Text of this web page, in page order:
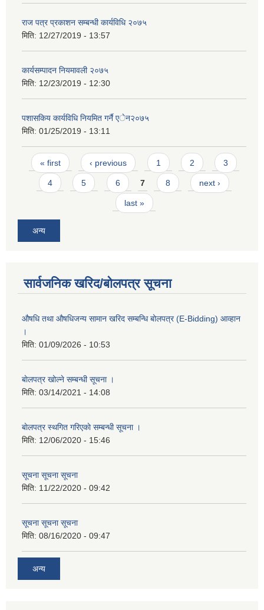
राज पत्र प्रकाशन सम्बन्धी कार्यविधि २०७५
मिति: 12/27/2019 - 13:57
कार्यसम्पादन नियमावली २०७५
मिति: 12/23/2019 - 12:30
पशासकिय कार्यविधि नियमित गर्नै एेन२०७५
मिति: 01/25/2019 - 13:11
Pages
« first ‹ previous 1 2 3
4 5 6 7 8 next ›
last »
अन्य
सार्वजनिक खरिद/बोलपत्र सूचना
औषधि तथा औषधिजन्य सामान खरिद सम्बन्धि बोलपत्र (E-Bidding) आव्हान
।
मिति: 01/09/2026 - 10:53
बाेलपत्र खोल्ने सम्बन्धी सूचना ।
मिति: 03/14/2021 - 14:08
बाेलपत्र स्थगित गरिएकाे सम्बन्धी सूचना ।
मिति: 12/06/2020 - 15:46
सूचना सूचना सूचना
मिति: 11/22/2020 - 09:42
सूचना सूचना सूचना
मिति: 08/16/2020 - 09:47
अन्य